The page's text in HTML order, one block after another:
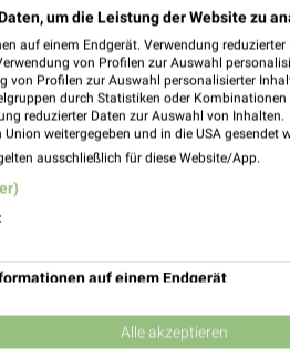
Garten Kemberg
- 12:00 Uhr | Geschlossen
um die Leistung der Website zu
auf einem Endgerät. Verwendung
von Profilen zur Auswahl
von Profilen zur Auswahl personalisierter
durch Statistiken oder
reduzierter Daten zur Auswahl von Inhalten.
weitergegeben und in die USA gesendet
ausschließlich für diese Website/App.
auf einem Endgerät
Auswahl von Werbeanzeigen
Alle akzeptieren